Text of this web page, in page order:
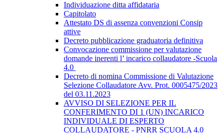
Individuazione ditta affidataria
Capitolato
Attestato DS di assenza convenzioni Consip
attive
Decreto pubblicazione graduatoria definitiva
Convocazione commissione per valutazione
domande inerenti l’ incarico collaudatore -Scuola
4.0
Decreto di nomina Commissione di Valutazione
Selezione Collaudatore Avv. Prot. 0005475/2023
del 03.11.2023
AVVISO DI SELEZIONE PER IL
CONFERIMENTO DI 1 (UN) INCARICO
INDIVIDUALE DI ESPERTO
COLLAUDATORE - PNRR SCUOLA 4.0